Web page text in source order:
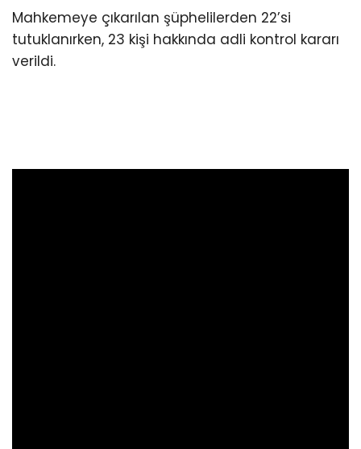
Mahkemeye çıkarılan şüphelilerden 22’si
tutuklanırken, 23 kişi hakkında adli kontrol kararı
verildi.